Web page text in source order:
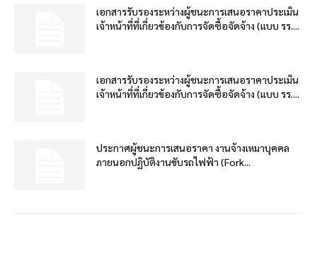
เอกสารรับรองระหว่างผู้ชนะการเสนอราคาประเมิน
เจ้าหน้าที่ที่เกี่ยวข้องกับการจัดซื้อจัดจ้าง (แบบ รร....
เอกสารรับรองระหว่างผู้ชนะการเสนอราคาประเมิน
เจ้าหน้าที่ที่เกี่ยวข้องกับการจัดซื้อจัดจ้าง (แบบ รร....
ประกาศผู้ชนะการเสนอราคา งานจ้างเหมาบุคคล
ภายนอกปฏิบัติงานขับรถไฟฟ้า (Fork...